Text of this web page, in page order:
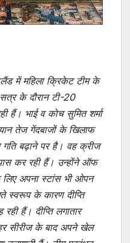
में महिला क्रिकेट टीम के
के दौरान टी-20
हैं। भाई व कोच सुमित शर्मा
तेज गेंदबाजों के खिलाफ
बढ़ाने पर है। वह क्रीज
कर रही हैं। उन्होंने ऑफ
अपना स्टांस भी ओपन
स्वरूप के कारण दीप्ति
हैं। दीप्ति लगातार
सीरीज के बाद अपने खेल